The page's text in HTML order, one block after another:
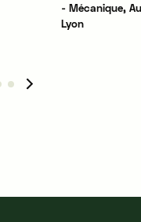
- Mécanique,
Lyon